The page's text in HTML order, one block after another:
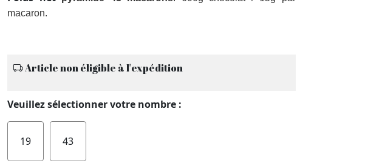
macaron.
Article non éligible à l'expédition
Veuillez sélectionner votre nombre :
19 43